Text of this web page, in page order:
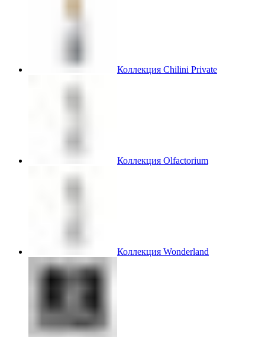
Коллекция Chilini Private
Коллекция Olfactorium
Коллекция Wonderland